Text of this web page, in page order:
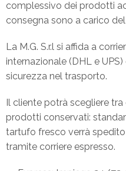
complessivo dei prodotti
consegna sono a carico
La M.G. S.r.l si affida a
internazionale (DHL e
sicurezza nel trasporto.
Il cliente potrà scegliere
prodotti conservati:
tartufo fresco verrà
tramite corriere espresso.